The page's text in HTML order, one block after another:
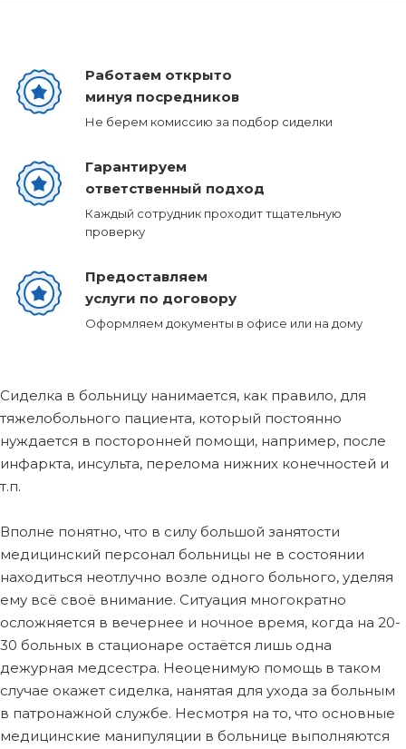
Работаем открыто
минуя посредников
Не берем комиссию за подбор сиделки
Гарантируем
ответственный подход
Каждый сотрудник проходит тщательную
проверку
Предоставляем
услуги по договору
Оформляем документы в офисе или на дому
Сиделка в больницу нанимается, как правило, для
тяжелобольного пациента, который постоянно
нуждается в посторонней помощи, например, после
инфаркта, инсульта, перелома нижних конечностей и
т.п.
Вполне понятно, что в силу большой занятости
медицинский персонал больницы не в состоянии
находиться неотлучно возле одного больного, уделяя
ему всё своё внимание. Ситуация многократно
осложняется в вечернее и ночное время, когда на 20-
30 больных в стационаре остаётся лишь одна
дежурная медсестра. Неоценимую помощь в таком
случае окажет сиделка, нанятая для ухода за больным
в патронажной службе. Несмотря на то, что основные
медицинские манипуляции в больнице выполняются